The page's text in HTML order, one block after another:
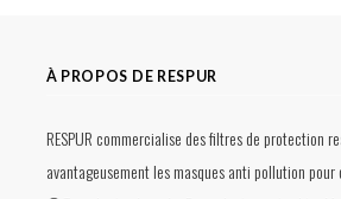
À PROPOS DE RESPUR
RESPUR commercialise des filtres de protection
avantageusement les masques anti pollution